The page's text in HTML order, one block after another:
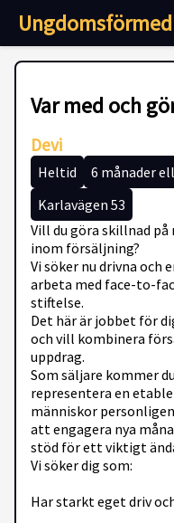
Var med och
Devi
Heltid 6 månader
Karlavägen 53
Vill du göra skillnad
inom försäljning?
Vi söker nu drivna och
arbeta med face-to-
stiftelse.
Det här är jobbet för
och vill kombinera
uppdrag.
Som säljare kommer
representera en
människor
att engagera nya
stöd för ett viktigt
Vi söker dig som:
Har starkt eget driv